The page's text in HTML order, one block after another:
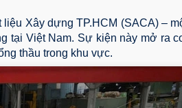
Xây dựng TP.HCM (SACA) –
tại Việt Nam. Sự kiện này mở ra
thầu trong khu vực.